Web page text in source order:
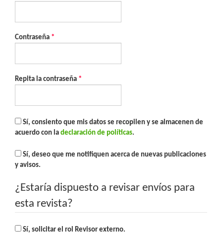
Contraseña *
Repita la contraseña *
acuerdo con la declaración de políticas.
y avisos.
¿Estaría dispuesto a revisar envíos para
esta revista?
Sí, solicitar el rol Revisor externo.